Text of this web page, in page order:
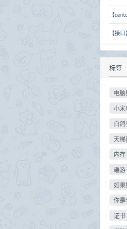
【接
标签
电
小米
白
天梯
内存
端游
如果
你是
证书